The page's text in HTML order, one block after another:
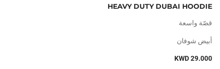
HEAVY DUTY DUBAI HOODIE
قصّة واسعة
أبيض شوفان
KWD 29.000